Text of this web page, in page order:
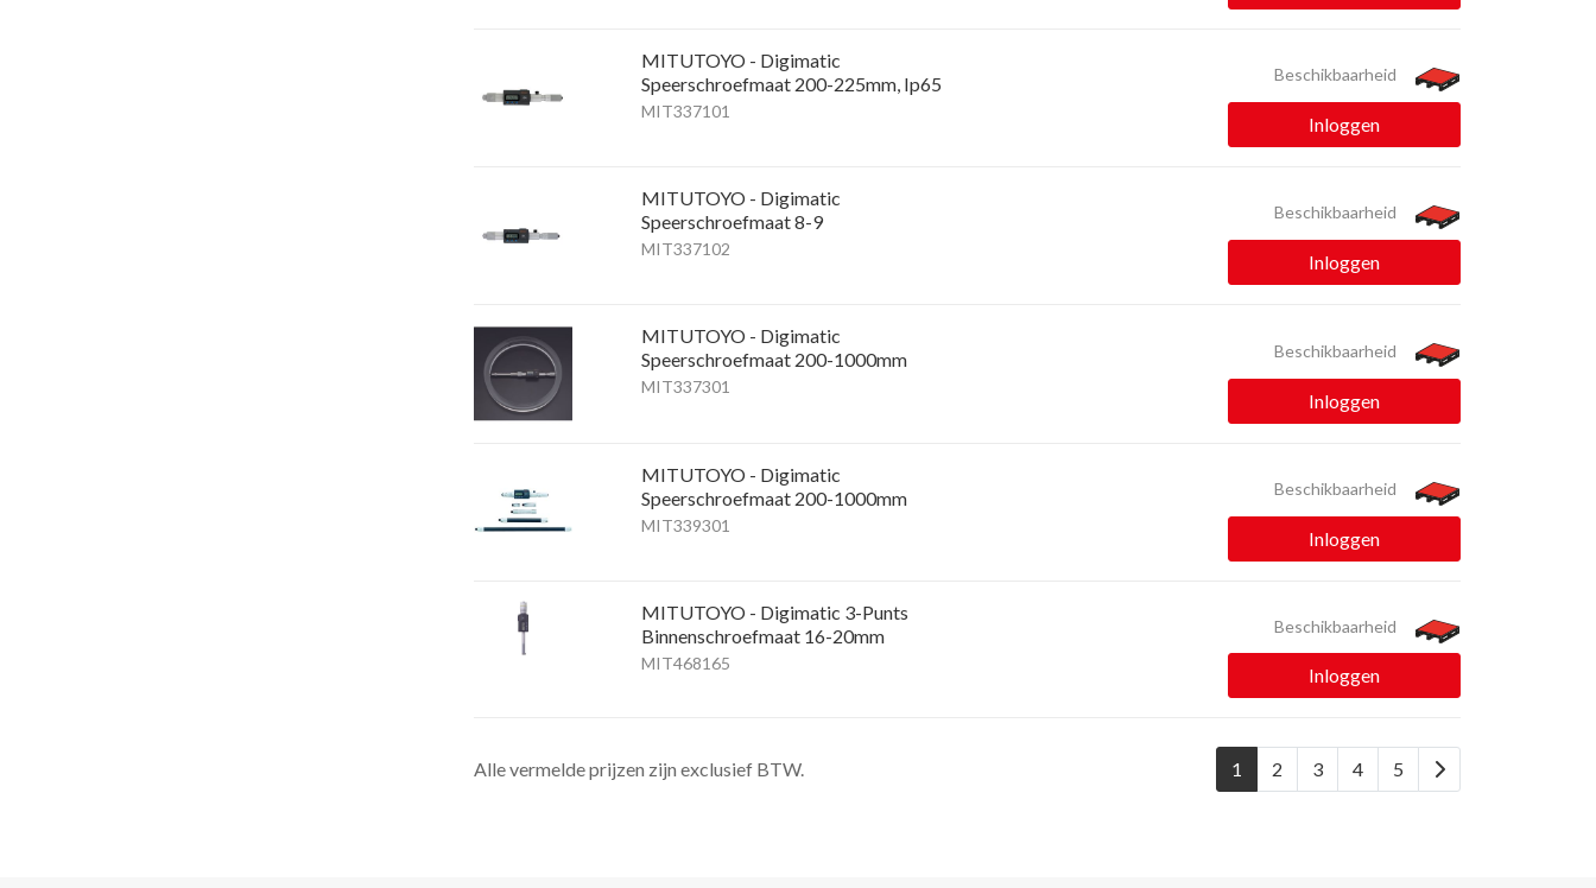
MITUTOYO - Digimatic
Speerschroefmaat 200-225mm, Ip65
MIT337101
Beschikbaarheid
Inloggen
MITUTOYO - Digimatic
Speerschroefmaat 8-9
MIT337102
Beschikbaarheid
Inloggen
MITUTOYO - Digimatic
Speerschroefmaat 200-1000mm
MIT337301
Beschikbaarheid
Inloggen
MITUTOYO - Digimatic
Speerschroefmaat 200-1000mm
MIT339301
Beschikbaarheid
Inloggen
MITUTOYO - Digimatic 3-Punts
Binnenschroefmaat 16-20mm
MIT468165
Beschikbaarheid
Inloggen
Alle vermelde prijzen zijn exclusief BTW. 1 2 3 4 5